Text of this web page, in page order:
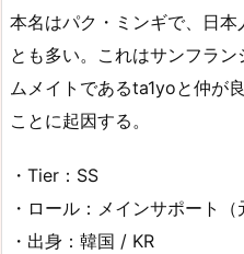
本名はパク・ミンギで、日
とも多い。これはサンフラ
ムメイトであるta1yoと仲が
ことに起因する。
・Tier：SS
・ロール：メインサポート（
・出身：韓国 / KR